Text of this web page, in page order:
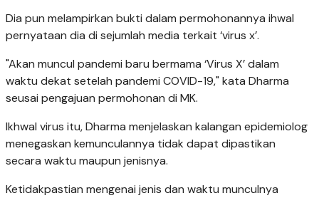
Dia pun melampirkan bukti dalam permohonannya ihwal
pernyataan dia di sejumlah media terkait ‘virus x’.
"Akan muncul pandemi baru bermama ‘Virus X’ dalam
waktu dekat setelah pandemi COVID-19," kata Dharma
seusai pengajuan permohonan di MK.
Ikhwal virus itu, Dharma menjelaskan kalangan epidemiolog
menegaskan kemunculannya tidak dapat dipastikan
secara waktu maupun jenisnya.
Ketidakpastian mengenai jenis dan waktu munculnya